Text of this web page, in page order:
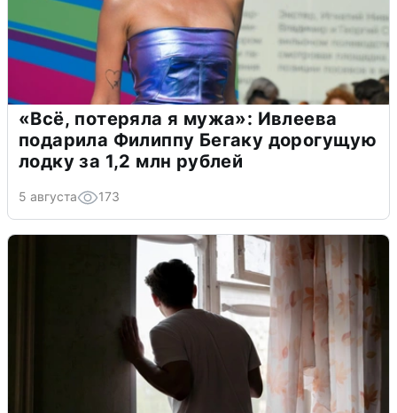
«Всё, потеряла я мужа»: Ивлеева
подарила Филиппу Бегаку дорогущую
лодку за 1,2 млн рублей
5 августа 173